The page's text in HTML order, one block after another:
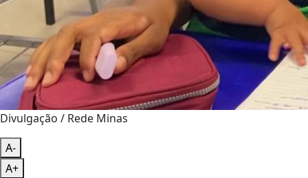
Divulgação / Rede Minas
A-
A+